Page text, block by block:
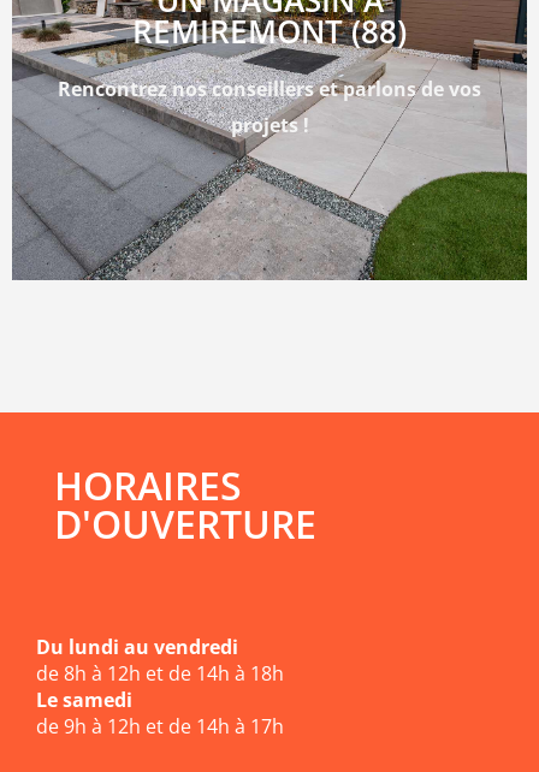
REMIREMONT (88)
Rencontrez nos conseillers et parlons de vos
projets !
HORAIRES
D'OUVERTURE
Du lundi au vendredi
de 8h à 12h et de 14h à 18h
Le samedi
de 9h à 12h et de 14h à 17h